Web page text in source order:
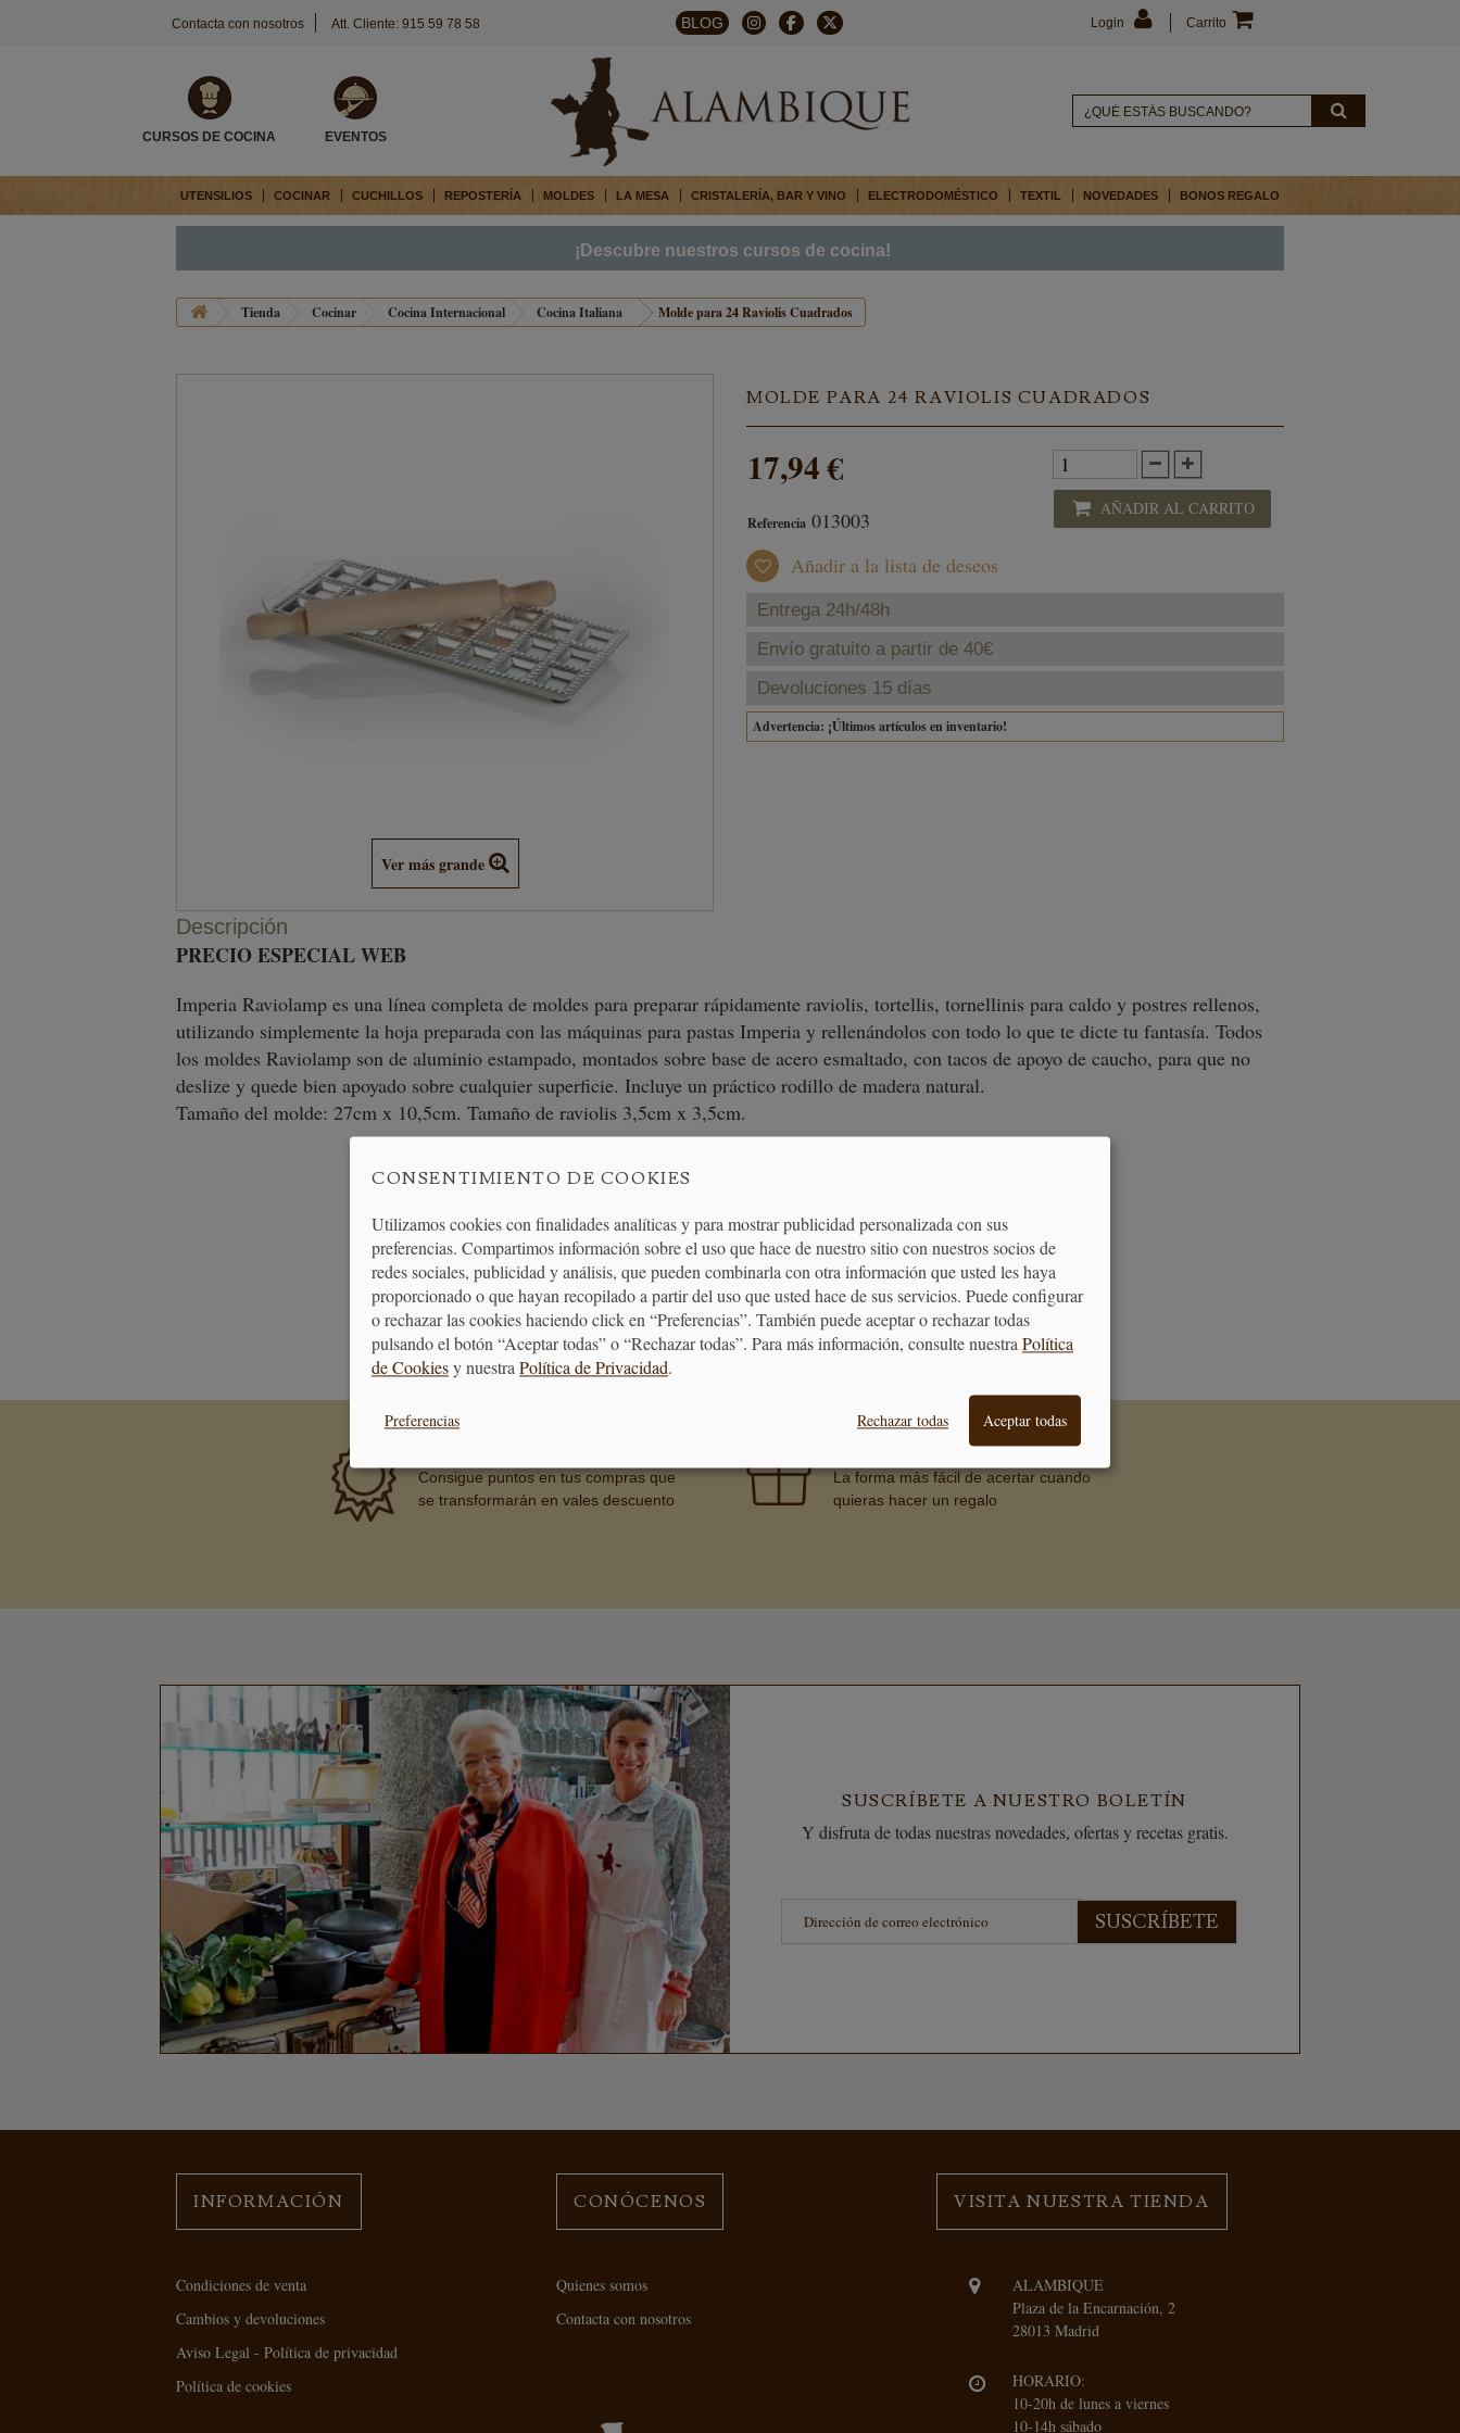
Contacta con nosotros Att. Cliente: 915 59 78 58 BLOG Carrito
Login
CURSOS DE COCINA EVENTOS
UTENSILIOS COCINAR CUCHILLOS REPOSTERÍA MOLDES LA MESA CRISTALERÍA, BAR Y VINO ELECTRODOMÉSTICO TEXTIL NOVEDADES BONOS REGALO
¡Descubre nuestros cursos de cocina!
Tienda Cocinar Cocina Internacional Cocina Italiana Molde para 24 Raviolis Cuadrados
Ver más grande
MOLDE PARA 24 RAVIOLIS CUADRADOS
17,94 €
Referencia 013003 AÑADIR AL CARRITO
Añadir a la lista de deseos
Entrega 24h/48h
Envío gratuito a partir de 40€
Devoluciones 15 días
Advertencia: ¡Últimos artículos en inventario!
Descripción
PRECIO ESPECIAL WEB
Imperia Raviolamp es una línea completa de moldes para preparar rápidamente raviolis, tortellis, tornellinis para caldo y postres rellenos,
utilizando simplemente la hoja preparada con las máquinas para pastas Imperia y rellenándolos con todo lo que te dicte tu fantasía. Todos
los moldes Raviolamp son de aluminio estampado, montados sobre base de acero esmaltado, con tacos de apoyo de caucho, para que no
deslize y quede bien apoyado sobre cualquier superficie. Incluye un práctico rodillo de madera natural.
Tamaño del molde: 27cm x 10,5cm. Tamaño de raviolis 3,5cm x 3,5cm.
PAGO
SEGURO
ENTREGA
24/48H
ENVÍO GRATUITO
A PARTIR DE 40€
DEVOLUCIONES
30 DÍAS
ATENCIÓN
AL CLIENTE
Consigue puntos en tus compras que
se transformarán en vales descuento
La forma más fácil de acertar cuando
quieras hacer un regalo
SUSCRÍBETE A NUESTRO BOLETÍN
Y disfruta de todas nuestras novedades, ofertas y recetas gratis.
SUSCRÍBETE
INFORMACIÓN
Condiciones de venta
Cambios y devoluciones
Aviso Legal - Política de privacidad
Política de cookies
CONÓCENOS
Quienes somos
Contacta con nosotros
VISITA NUESTRA TIENDA
ALAMBIQUE
Plaza de la Encarnación, 2
28013 Madrid
HORARIO:
10-20h de lunes a viernes
10-14h sábado
CONSENTIMIENTO DE COOKIES
Utilizamos cookies con finalidades analíticas y para mostrar publicidad personalizada con sus
preferencias. Compartimos información sobre el uso que hace de nuestro sitio con nuestros socios de
redes sociales, publicidad y análisis, que pueden combinarla con otra información que usted les haya
proporcionado o que hayan recopilado a partir del uso que usted hace de sus servicios. Puede configurar
o rechazar las cookies haciendo click en “Preferencias”. También puede aceptar o rechazar todas
pulsando el botón “Aceptar todas” o “Rechazar todas”. Para más información, consulte nuestraPolítica
de Cookiesy nuestraPolítica de Privacidad.
Preferencias Rechazar todas Aceptar todas